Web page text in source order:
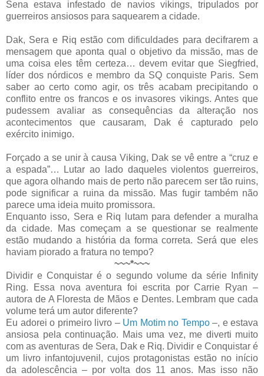
Sena estava infestado de navios vikings, tripulados por
guerreiros ansiosos para saquearem a cidade.
Dak, Sera e Riq estão com dificuldades para decifrarem a
mensagem que aponta qual o objetivo da missão, mas de
uma coisa eles têm certeza… devem evitar que Siegfried,
líder dos nórdicos e membro da SQ conquiste Paris. Sem
saber ao certo como agir, os três acabam precipitando o
conflito entre os francos e os invasores vikings. Antes que
pudessem avaliar as consequências da alteração nos
acontecimentos que causaram, Dak é capturado pelo
exército inimigo.
Forçado a se unir à causa Viking, Dak se vê entre a “cruz e
a espada”… Lutar ao lado daqueles violentos guerreiros,
que agora olhando mais de perto não parecem ser tão ruins,
pode significar a ruina da missão. Mas fugir também não
parece uma ideia muito promissora.
Enquanto isso, Sera e Riq lutam para defender a muralha
da cidade. Mas começam a se questionar se realmente
estão mudando a história da forma correta. Será que eles
haviam piorado a fratura no tempo?
~~~*~~~
Dividir e Conquistar é o segundo volume da série Infinity
Ring. Essa nova aventura foi escrita por Carrie Ryan –
autora de A Floresta de Mãos e Dentes. Lembram que cada
volume terá um autor diferente?
Eu adorei o primeiro livro – Um Motim no Tempo–, e estava
ansiosa pela continuação. Mais uma vez, me diverti muito
com as aventuras de Sera, Dak e Riq. Dividir e Conquistar é
um livro infantojuvenil, cujos protagonistas estão no início
da adolescência – por volta dos 11 anos. Mas isso não